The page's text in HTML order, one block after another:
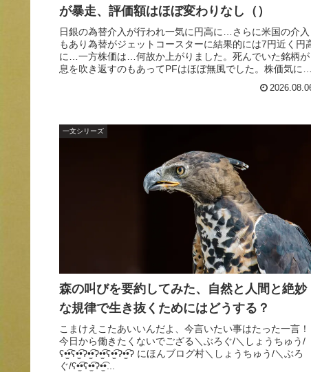
が暴走、評価額はほぼ変わりなし（）
日銀の為替介入が行われ一気に円高に…さらに米国の介入
もあり為替がジェットコースターに結果的には7円近く円
に…一方株価は…何故か上がりました。死んでいた銘柄が
息を吹き返すのもあってPFはほぼ無風でした。株価気にし
ていたらアカンと思いました。それではまた次の記事で。
一文シリーズ
森の叫びを要約してみた、自然と人間と絶妙
な規律で生き抜くためにはどうする？
こまけえこたあいいんだよ、今言いたい事はたった一言！
今日から働きたくないでござる＼ぶろぐ/＼しょうちゅう/
ʕ•̫͡•ʕ•̫͡•ʔ•̫͡•ʔ•̫͡•ʕ•̫͡•ʔ•̫͡•ʔ にほんブログ村＼しょうちゅう/＼ぶろ
ぐ/ʕ•̫͡•ʕ•̫͡•ʔ•̫͡•...